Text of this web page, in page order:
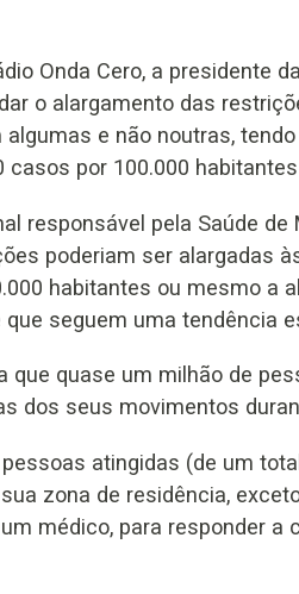
Onda Cero, a presidente
o alargamento das
e não noutras,
casos por 100.000
responsável pela Saúde
poderiam ser alargadas
habitantes ou mesmo a
que seguem uma tendência
que quase um milhão de
dos seus movimentos
atingidas (de um
zona de residência,
médico, para responder